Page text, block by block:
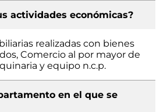
actividades económicas?
realizadas con bienes
Comercio al por mayor de
y equipo n.c.p.
en el que se